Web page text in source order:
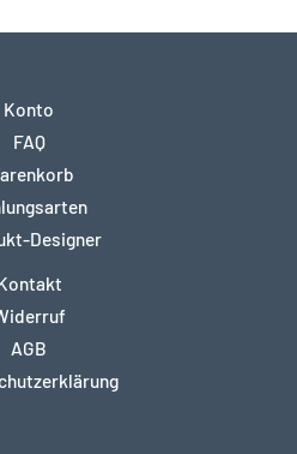
Konto
FAQ
Designer
AGB